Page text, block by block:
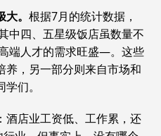
。 根据7月的统计数据，
中四、五星级饭店虽数量不
端人才的需求旺盛—。这些
养，另一部分则来自市场和
们。
酒店业工资低、工作累，还